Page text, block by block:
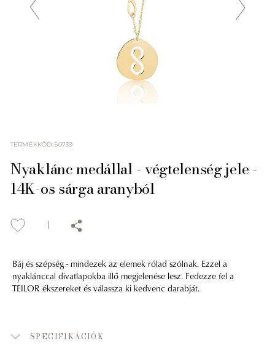
TERMÉKKÓD:50739
Nyaklánc medállal - végtelenség jele -
14K-os sárga aranyból
Báj és szépség - mindezek az elemek rólad szólnak. Ezzel a
nyaklánccal divatlapokba illő megjelenése lesz. Fedezze fel a
TEILOR ékszereket és válassza ki kedvenc darabját.
SPECIFIKÁCIÓK